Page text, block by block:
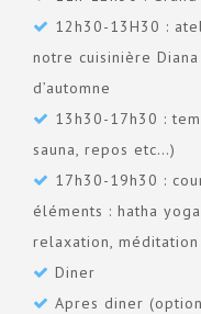
12h30-13H30 :
notre cuisinière
d’automne
13h30-17h30 :
sauna, repos etc…)
17h30-19h30 :
éléments : hatha
relaxation,
Diner
Apres diner